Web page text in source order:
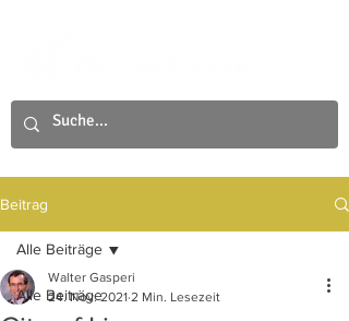
Beitrag
Alle Beiträge
Alle Beiträge
Walter Gasperi
24. Nov. 2021 2 Min. Lesezeit